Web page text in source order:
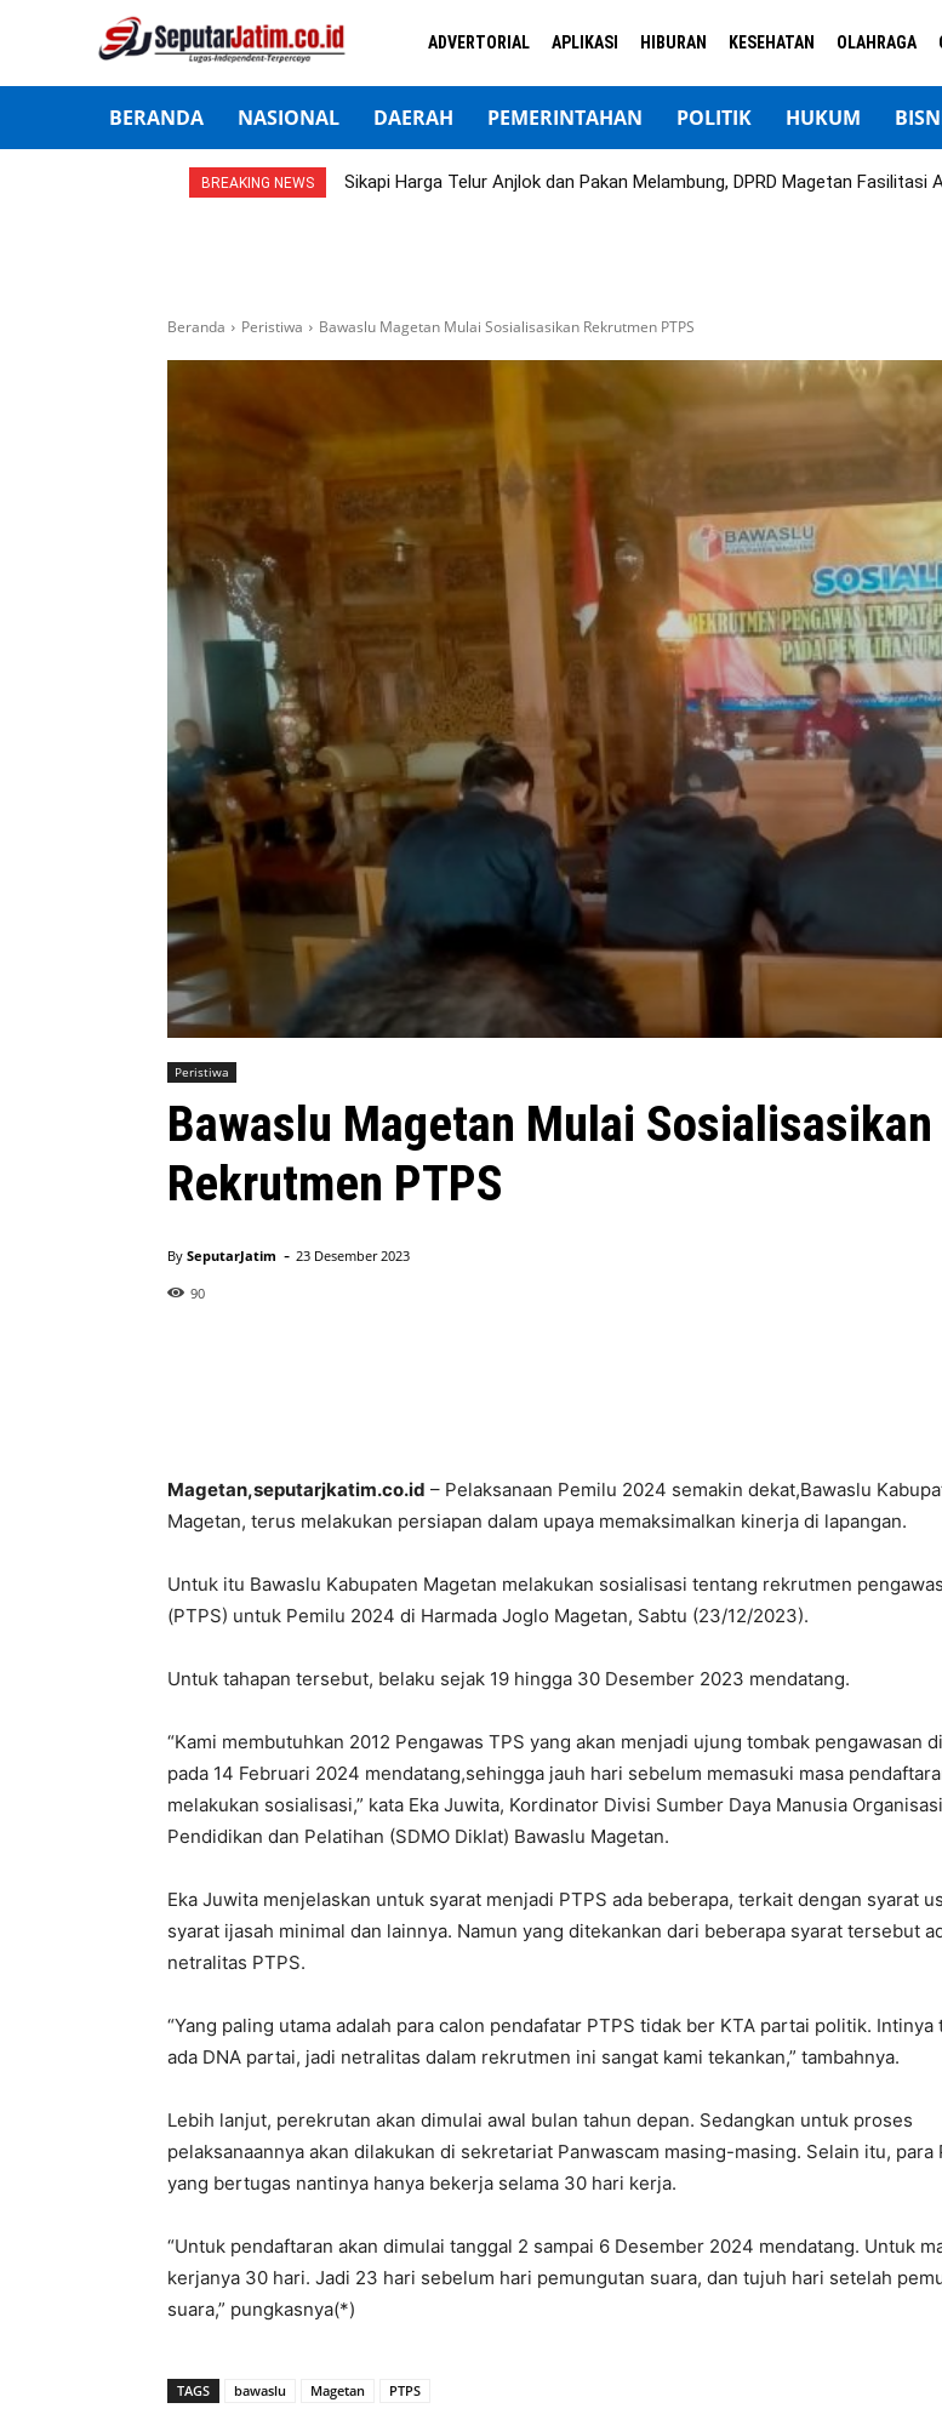
ADVERTORIAL APLIKASI HIBURAN KESEHATAN OLAHRAGA
BERANDA NASIONAL DAERAH PEMERINTAHAN POLITIK HUKUM
BREAKING NEWS Sikapi Harga Telur Anjlok dan Pakan Melambung, DPRD Magetan Fasilitasi
Beranda Peristiwa Bawaslu Magetan Mulai Sosialisasikan Rekrutmen PTPS
Peristiwa
Bawaslu Magetan Mulai Sosialisasikan
Rekrutmen PTPS
By SeputarJatim - 23 Desember 2023
90
Magetan,seputarjkatim.co.id – Pelaksanaan Pemilu 2024 semakin dekat,Bawaslu
Magetan, terus melakukan persiapan dalam upaya memaksimalkan kinerja di lapangan.
Untuk itu Bawaslu Kabupaten Magetan melakukan sosialisasi tentang rekrutmen
(PTPS) untuk Pemilu 2024 di Harmada Joglo Magetan, Sabtu (23/12/2023).
Untuk tahapan tersebut, belaku sejak 19 hingga 30 Desember 2023 mendatang.
“Kami membutuhkan 2012 Pengawas TPS yang akan menjadi ujung tombak pengawasan
pada 14 Februari 2024 mendatang,sehingga jauh hari sebelum memasuki masa
melakukan sosialisasi,” kata Eka Juwita, Kordinator Divisi Sumber Daya Manusia Organisasi
Pendidikan dan Pelatihan (SDMO Diklat) Bawaslu Magetan.
Eka Juwita menjelaskan untuk syarat menjadi PTPS ada beberapa, terkait dengan syarat
syarat ijasah minimal dan lainnya. Namun yang ditekankan dari beberapa syarat tersebut
netralitas PTPS.
“Yang paling utama adalah para calon pendafatar PTPS tidak ber KTA partai politik. Intinya
ada DNA partai, jadi netralitas dalam rekrutmen ini sangat kami tekankan,” tambahnya.
Lebih lanjut, perekrutan akan dimulai awal bulan tahun depan. Sedangkan untuk proses
pelaksanaannya akan dilakukan di sekretariat Panwascam masing-masing. Selain itu, para
yang bertugas nantinya hanya bekerja selama 30 hari kerja.
“Untuk pendaftaran akan dimulai tanggal 2 sampai 6 Desember 2024 mendatang. Untuk
kerjanya 30 hari. Jadi 23 hari sebelum hari pemungutan suara, dan tujuh hari setelah
suara,” pungkasnya(*)
TAGS bawaslu Magetan PTPS